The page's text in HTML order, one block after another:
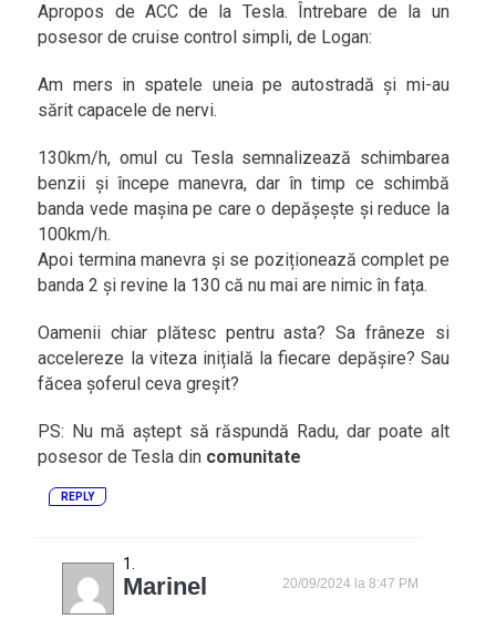
Apropos de ACC de la Tesla. Întrebare de la un
posesor de cruise control simpli, de Logan:
Am mers in spatele uneia pe autostradă și mi-au
sărit capacele de nervi.
130km/h, omul cu Tesla semnalizează schimbarea
benzii și începe manevra, dar în timp ce schimbă
banda vede mașina pe care o depășește și reduce la
100km/h.
Apoi termina manevra și se poziționează complet pe
banda 2 și revine la 130 că nu mai are nimic în fața.
Oamenii chiar plătesc pentru asta? Sa frâneze si
accelereze la viteza inițială la fiecare depășire? Sau
făcea șoferul ceva greșit?
PS: Nu mă aștept să răspundă Radu, dar poate alt
posesor de Tesla din comunitate
REPLY
Marinel 20/09/2024 la 8:47 PM